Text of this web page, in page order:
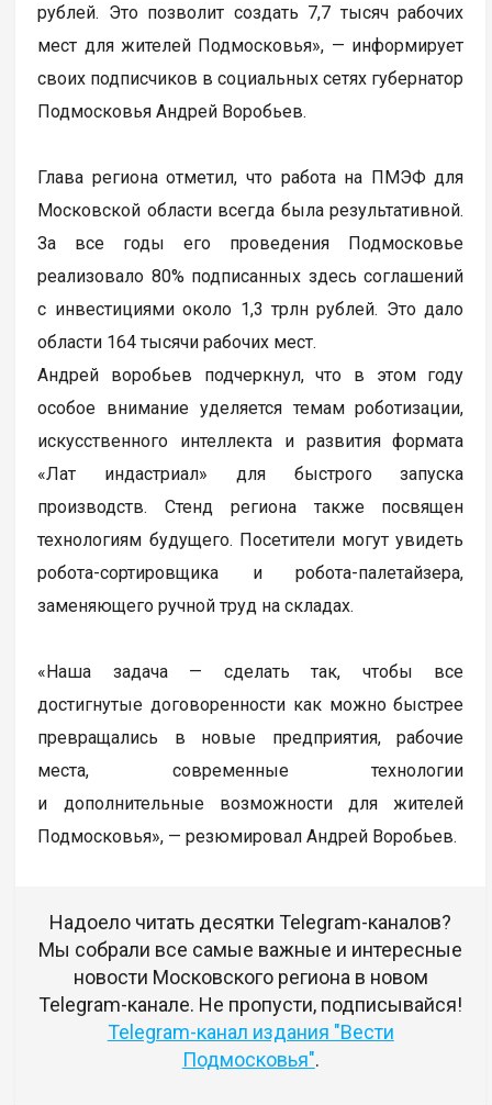
рублей. Это позволит создать 7,7 тысяч рабочих
мест для жителей Подмосковья», — информирует
своих подписчиков в социальных сетях губернатор
Подмосковья Андрей Воробьев.
Глава региона отметил, что работа на ПМЭФ для
Московской области всегда была результативной.
За все годы его проведения Подмосковье
реализовало 80% подписанных здесь соглашений
с инвестициями около 1,3 трлн рублей. Это дало
области 164 тысячи рабочих мест.
Андрей воробьев подчеркнул, что в этом году
особое внимание уделяется темам роботизации,
искусственного интеллекта и развития формата
«Лат индастриал» для быстрого запуска
производств. Стенд региона также посвящен
технологиям будущего. Посетители могут увидеть
робота-сортировщика и робота-палетайзера,
заменяющего ручной труд на складах.
«Наша задача — сделать так, чтобы все
достигнутые договоренности как можно быстрее
превращались в новые предприятия, рабочие
места, современные технологии
и дополнительные возможности для жителей
Подмосковья», — резюмировал Андрей Воробьев.
Надоело читать десятки Telegram-каналов?
Мы собрали все самые важные и интересные
новости Московского региона в новом
Telegram-канале. Не пропусти, подписывайся!
Telegram-канал издания "Вести
Подмосковья".